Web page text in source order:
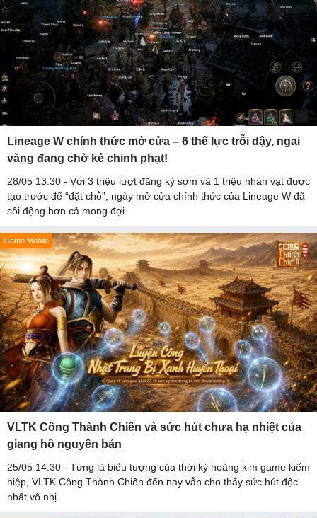
Lineage W chính thức mở cửa – 6 thế lực trỗi dậy, ngai
vàng đang chờ kẻ chinh phạt!
28/05 13:30 - Với 3 triệu lượt đăng ký sớm và 1 triệu nhân vật được
tạo trước để “đặt chỗ”, ngày mở cửa chính thức của Lineage W đã
sôi động hơn cả mong đợi.
Game Mobile
VLTK Công Thành Chiến và sức hút chưa hạ nhiệt của
giang hồ nguyên bản
25/05 14:30 - Từng là biểu tượng của thời kỳ hoàng kim game kiếm
hiệp, VLTK Công Thành Chiến đến nay vẫn cho thấy sức hút độc
nhất vô nhị.